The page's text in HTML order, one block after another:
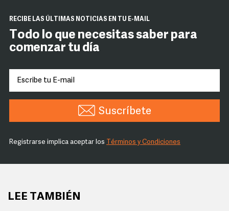
RECIBE LAS ÚLTIMAS NOTICIAS EN TU E-MAIL
Todo lo que necesitas saber para
comenzar tu día
Suscríbete
Registrarse implica aceptar los Términos y Condiciones
LEE TAMBIÉN